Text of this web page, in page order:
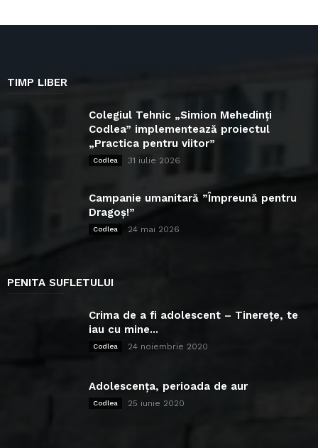
TIMP LIBER
Colegiul Tehnic „Simion Mehedinți
Codlea” implementează proiectul
„Practica pentru viitor”
Codlea 31 iulie 2026
Campanie umanitară ”Împreună pentru
Dragoș!”
Codlea 24 mai 2026
PENITA SUFLETULUI
Crima de a fi adolescent – Tinerețe, te
iau cu mine...
Codlea 24 noiembrie 2020
Adolescența, perioada de aur
Codlea 25 iunie 2020